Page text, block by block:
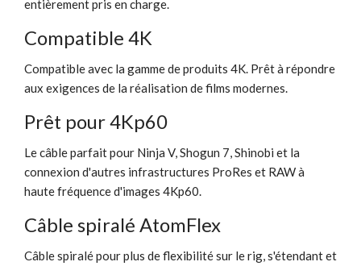
entièrement pris en charge.
Compatible 4K
Compatible avec la gamme de produits 4K. Prêt à répondre
aux exigences de la réalisation de films modernes.
Prêt pour 4Kp60
Le câble parfait pour Ninja V, Shogun 7, Shinobi et la
connexion d'autres infrastructures ProRes et RAW à
haute fréquence d'images 4Kp60.
Câble spiralé AtomFlex
Câble spiralé pour plus de flexibilité sur le rig, s'étendant et